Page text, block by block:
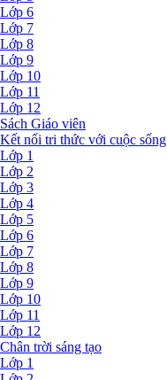
Lớp 6
Lớp 7
Lớp 8
Lớp 9
Lớp 10
Lớp 11
Lớp 12
Sách Giáo viên
Kết nối tri thức với cuộc sống
Lớp 1
Lớp 2
Lớp 3
Lớp 4
Lớp 5
Lớp 6
Lớp 7
Lớp 8
Lớp 9
Lớp 10
Lớp 11
Lớp 12
Chân trời sáng tạo
Lớp 1